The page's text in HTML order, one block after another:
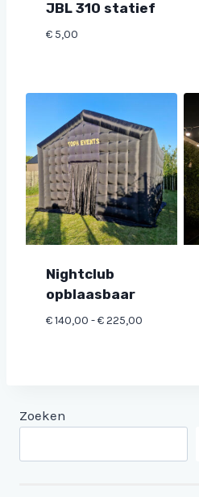
JBL 310 statief
€5,00
Nightclub
opblaasbaar
€140,00 - €225,00
Zoeken